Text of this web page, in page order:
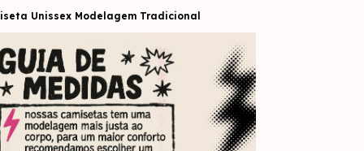
Unissex Modelagem Tradicional